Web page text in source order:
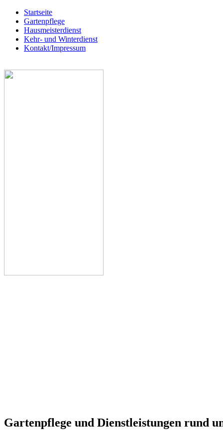
Startseite
Gartenpflege
Hausmeisterdienst
Kehr- und Winterdienst
Kontakt/Impressum
Gartenpflege und Dienstleistungen rund